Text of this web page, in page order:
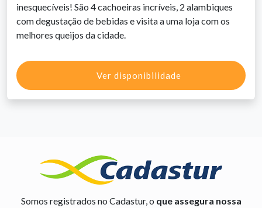
inesquecíveis! São 4 cachoeiras incríveis, 2 alambiques
com degustação de bebidas e visita a uma loja com os
melhores queijos da cidade.
Ver disponibilidade
Somos registrados no Cadastur, o que assegura nossa